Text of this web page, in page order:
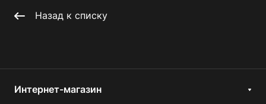
Назад к списку
Интернет-магазин